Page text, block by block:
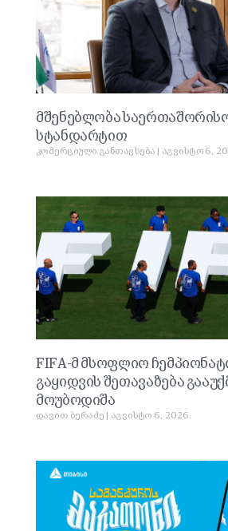
მშენებლობა
სტანდარტით
კომერციული განთავსება აგვისტო 6,
FIFA-მ მსოფლიო
გაყიდვის შეთავაზება
მოუბოდიშა
დავით ბერაძე აგვისტო 6, 2026